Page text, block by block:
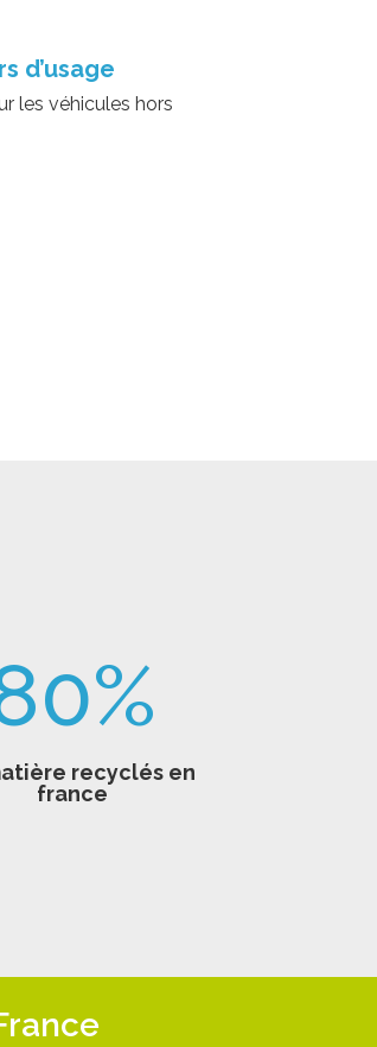
d’usage
les véhicules hors
%
recyclés en
france